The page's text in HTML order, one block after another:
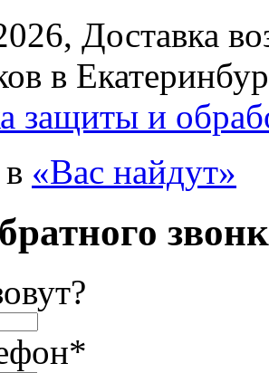
Доставка
в
защиты и
«Вас найдут»
*